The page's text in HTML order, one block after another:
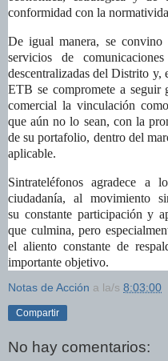
conformidad con la
De igual manera, se
servicios de
descentralizadas del Distrito y,
ETB se compromete a seguir
comercial la vinculación
que aún no lo sean, con la
de su portafolio, dentro del
aplicable.
Sintrateléfonos agradece a
ciudadanía, al movimiento
su constante participación y
que culmina, pero
el aliento constante de
importante objetivo.
Notas de Acción a la/s 8:03:00
Compartir
No hay comentarios: